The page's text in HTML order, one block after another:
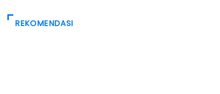
REKOMENDASI